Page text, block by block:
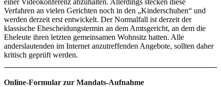
Verfahren an vielen Gerichten noch in den „Kinderschuhen“ und
werden derzeit erst entwickelt. Der Normalfall ist derzeit der
klassische Ehescheidungstermin an dem Amtsgericht, an dem die
Eheleute ihren letzten gemeinsamen Wohnsitz hatten. Alle
anderslautenden im Internet anzutreffenden Angebote, sollten daher
kritisch geprüft werden.
Online-Formular zur Mandats-Aufnahme